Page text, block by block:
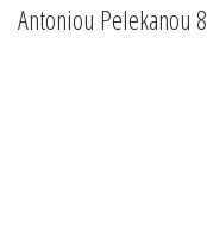
Antoniou Pelekanou 8